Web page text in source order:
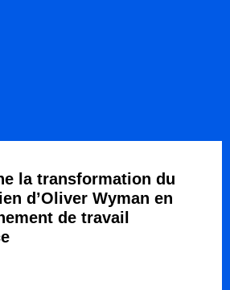
la transformation du
d’Oliver Wyman en
de travail